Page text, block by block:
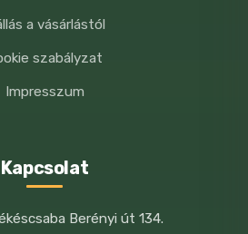
a vásárlástól
szabályzat
Impresszum
Kapcsolat
Berényi út 134.